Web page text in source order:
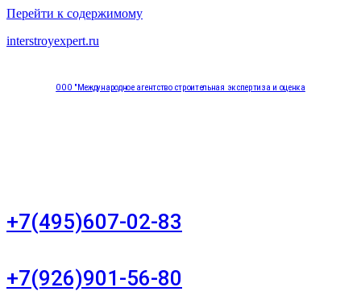
Перейти к содержимому
interstroyexpert.ru
ООО "Международное агентство строительная экспертиза и оценка
+7(495)607-02-83
+7(926)901-56-80